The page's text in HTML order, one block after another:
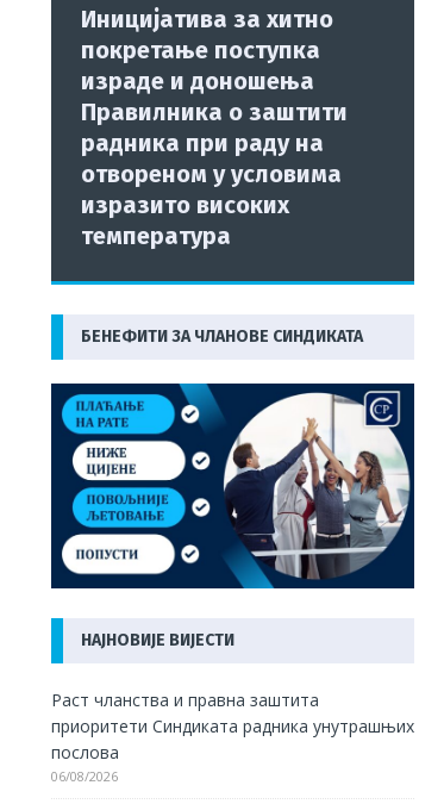
Иницијатива за хитно
покретање поступка
израде и доношења
Правилника о заштити
радника при раду на
отвореном у условима
изразито високих
температура
БЕНЕФИТИ ЗА ЧЛАНОВЕ СИНДИКАТА
НАЈНОВИЈЕ ВИЈЕСТИ
Раст чланства и правна заштита
приоритети Синдиката радника унутрашњих
послова
06/08/2026